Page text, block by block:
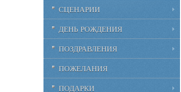
СЦЕНАРИИ
ДЕНЬ РОЖДЕНИЯ
ПОЗДРАВЛЕНИЯ
ПОЖЕЛАНИЯ
ПОДАРКИ